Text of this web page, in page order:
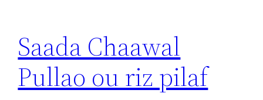
Saada Chaawal
Pullao ou riz pilaf